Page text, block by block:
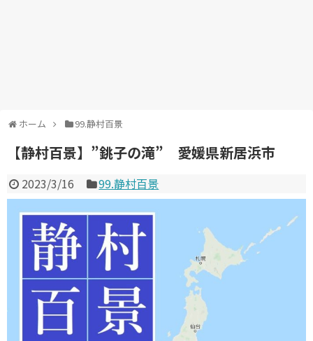
ホーム 99.静村百景
【静村百景】”銚子の滝” 愛媛県新居浜市
2023/3/16 99.静村百景